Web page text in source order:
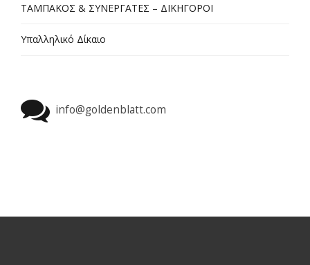
ΤΑΜΠΑΚΟΣ & ΣΥΝΕΡΓΑΤΕΣ – ΔΙΚΗΓΟΡΟΙ
Υπαλληλικό Δίκαιο
info@goldenblatt.com